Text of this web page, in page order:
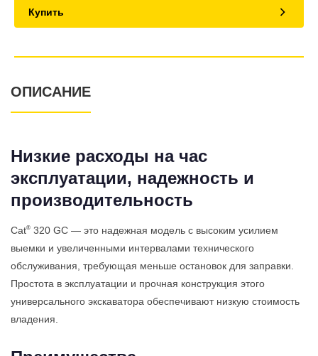
Купить
ОПИСАНИЕ
Низкие расходы на час
эксплуатации, надежность и
производительность
Cat® 320 GC — это надежная модель с высоким усилием
выемки и увеличенными интервалами технического
обслуживания, требующая меньше остановок для заправки.
Простота в эксплуатации и прочная конструкция этого
универсального экскаватора обеспечивают низкую стоимость
владения.